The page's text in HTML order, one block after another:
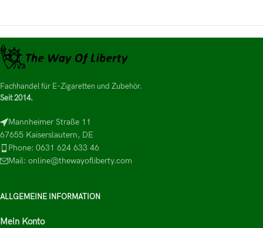
Fachhandel für E-Zigaretten und Zubehör.
Seit 2014.
Mannheimer Straße 11
67655 Kaiserslautern, DE
Phone: 0631 624 633 46
Mail: online@thewayofliberty.com
ALLGEMEINE INFORMATION
Mein Konto